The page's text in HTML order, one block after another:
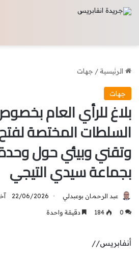
الرئيسية/ جهات
جهات
بلاغ للرأي العام
السلطات المختصة
وتقني وبيئي حول
بجماعة سيدي التيجي
عبد الرحمان بوعبدلي 22/06/2026
0
184 دقيقة واحدة
أنفابريس//